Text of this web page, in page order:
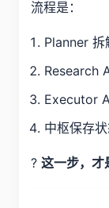
流程是：
Planner 拆
Research
Executor
中枢保存
? 这一步，才